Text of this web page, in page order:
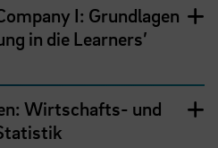
I: Grundlagen
in die Learners’
Wirtschafts- und